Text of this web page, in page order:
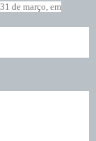
de março, em